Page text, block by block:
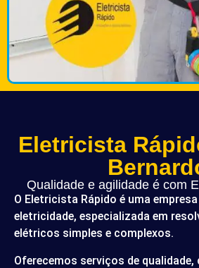
Eletricista
Qualidade e agilidade é com
O Eletricista Rápido é uma
eletricidade, especializada em
elétricos simples e complexos.
Oferecemos serviços de